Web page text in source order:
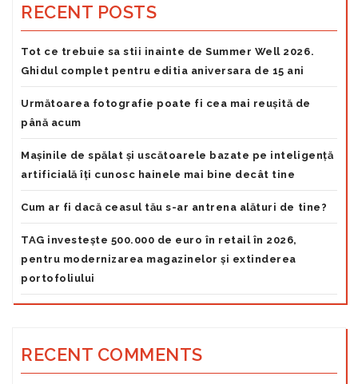
RECENT POSTS
Tot ce trebuie sa stii inainte de Summer Well 2026.
Ghidul complet pentru editia aniversara de 15 ani
Următoarea fotografie poate fi cea mai reușită de
până acum
Mașinile de spălat și uscătoarele bazate pe inteligență
artificială îți cunosc hainele mai bine decât tine
Cum ar fi dacă ceasul tău s-ar antrena alături de tine?
TAG investește 500.000 de euro în retail în 2026,
pentru modernizarea magazinelor și extinderea
portofoliului
RECENT COMMENTS